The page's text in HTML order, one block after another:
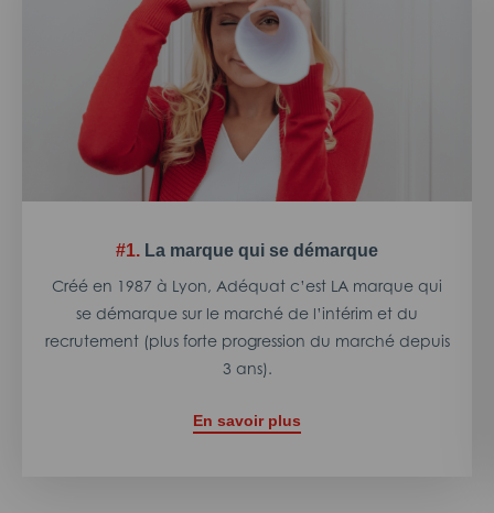
#1. La marque qui se démarque
Créé en 1987 à Lyon, Adéquat c’est LA marque qui
se démarque sur le marché de l’intérim et du
recrutement (plus forte progression du marché depuis
3 ans).
En savoir plus